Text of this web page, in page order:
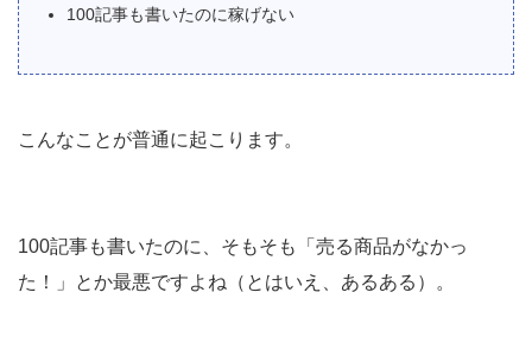
100記事も書いたのに稼げない
こんなことが普通に起こります。
100記事も書いたのに、そもそも「売る商品がなかっ
た！」とか最悪ですよね（とはいえ、あるある）。